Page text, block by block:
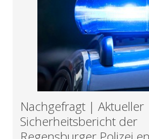
Nachgefragt | Aktueller
Sicherheitsbericht der